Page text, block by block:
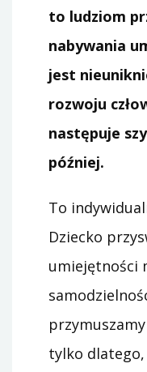
to ludziom
nabywania
jest
rozwoju
następuje
później.
To
Dziecko
umiejętności
tylko dlatego,